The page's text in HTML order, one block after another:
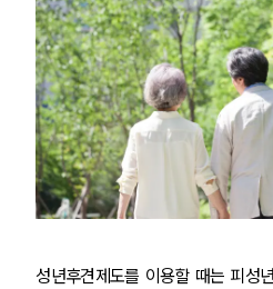
가사·상속전
소식/
언론보도
공지사항
법률 블
법률서
세미
성년후견제도를 이용할 때는 피성